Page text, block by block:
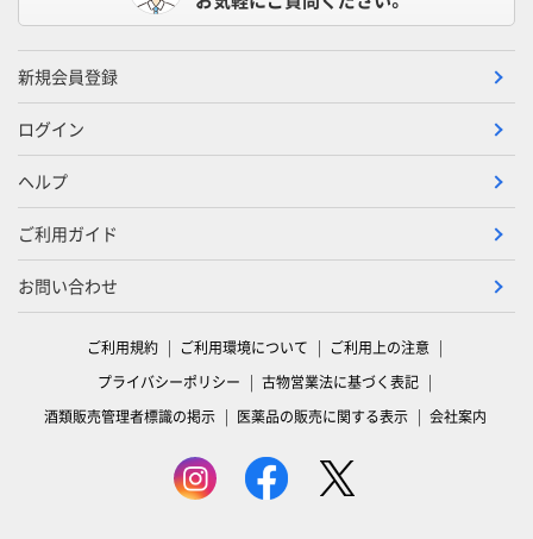
新規会員登録
ログイン
ヘルプ
ご利用ガイド
お問い合わせ
ご利用規約 ご利用環境について
ご利用上の注意
プライバシーポリシー
古物営業法に基づく表記
酒類販売管理者標識の掲示
医薬品の販売に関する表示 会社案内